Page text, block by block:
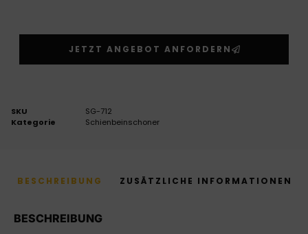
JETZT ANGEBOT ANFORDERN
SKU
SG-712
Kategorie
Schienbeinschoner
BESCHREIBUNG ZUSÄTZLICHE INFORMATIONEN
BESCHREIBUNG